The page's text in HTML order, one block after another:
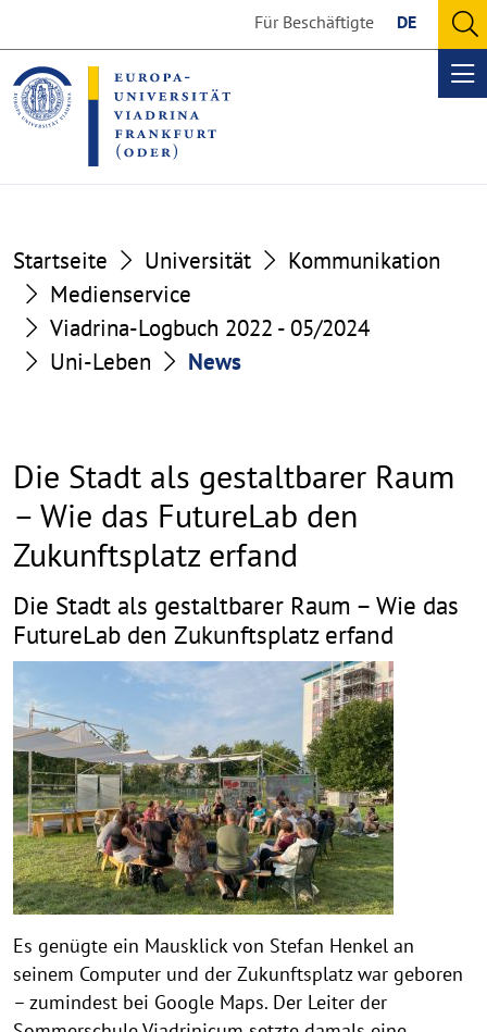
the
content
section
the
footer
section
Für Beschäftigte DE
Startseite Universität
Kommunikation
Medienservice
Viadrina-Logbuch 2022 - 05/2024
Uni-Leben
News
Die Stadt als gestaltbarer Raum
– Wie das FutureLab den
Zukunftsplatz erfand
Die Stadt als gestaltbarer Raum – Wie das
FutureLab den Zukunftsplatz erfand
Es genügte ein Mausklick von Stefan Henkel an
seinem Computer und der Zukunftsplatz war geboren
– zumindest bei Google Maps. Der Leiter der